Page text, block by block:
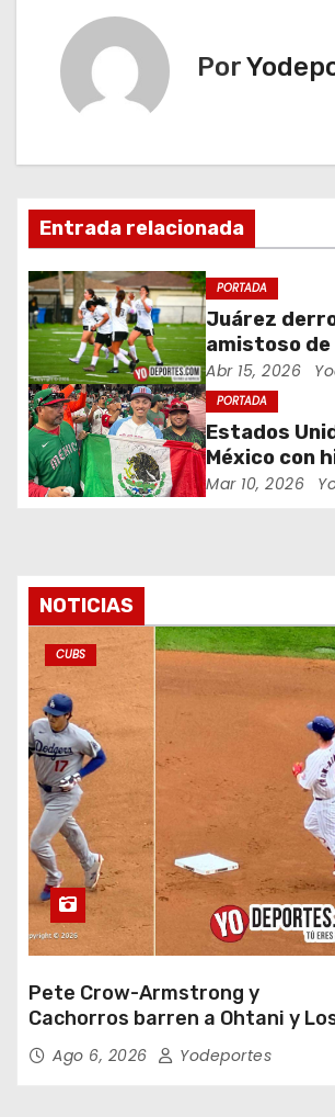
c
i
ó
n
d
e
e
r
a
d
a
s
Por
Entrada relacionada
PORTADA
Juárez
amistoso
Abr 15, 2026
PORTADA
Estados
México con
Clásico
Mar 10, 2026
NOTICIAS
CUBS
Pete Crow-Armstrong y
Cachorros barren a Ohtani y
Dodgers
Ago 6, 2026 Yodeportes